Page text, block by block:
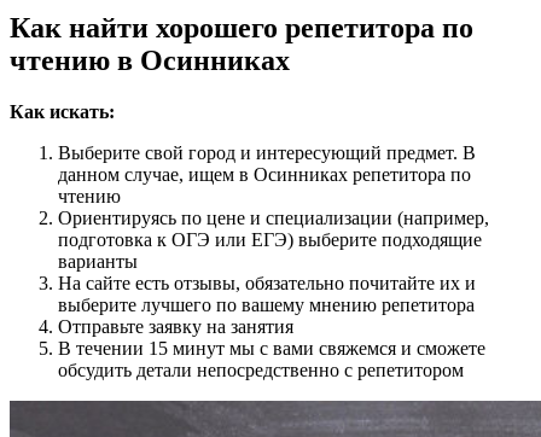
Как найти хорошего репетитора по
чтению в Осинниках
Как искать:
Выберите свой город и интересующий предмет. В
данном случае, ищем в Осинниках репетитора по
чтению
Ориентируясь по цене и специализации (например,
подготовка к ОГЭ или ЕГЭ) выберите подходящие
варианты
На сайте есть отзывы, обязательно почитайте их и
выберите лучшего по вашему мнению репетитора
Отправьте заявку на занятия
В течении 15 минут мы с вами свяжемся и сможете
обсудить детали непосредственно с репетитором